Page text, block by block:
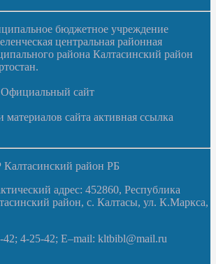
бюджетное учреждение
центральная районная
района Калтасинский район
Официальный сайт
сайта активная ссылка
район РБ
адрес: 452860, Республика
район, с. Калтасы, ул. К.Маркса,
42; 4-25-42; E–mail: kltbibl@mail.ru